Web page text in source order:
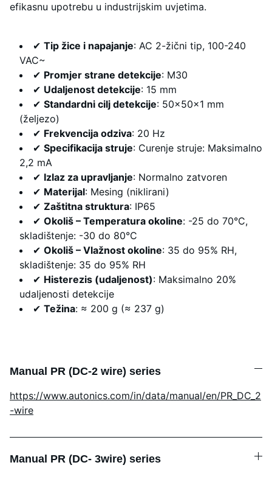
efikasnu upotrebu u industrijskim uvjetima.
✔ Tip žice i napajanje: AC 2-žični tip, 100-240
VAC~
✔ Promjer strane detekcije: M30
✔ Udaljenost detekcije: 15 mm
✔ Standardni cilj detekcije: 50×50×1 mm
(željezo)
✔ Frekvencija odziva: 20 Hz
✔ Specifikacija struje: Curenje struje: Maksimalno
2,2 mA
✔ Izlaz za upravljanje: Normalno zatvoren
✔ Materijal: Mesing (niklirani)
✔ Zaštitna struktura: IP65
✔ Okoliš – Temperatura okoline: -25 do 70°C,
skladištenje: -30 do 80°C
✔ Okoliš – Vlažnost okoline: 35 do 95% RH,
skladištenje: 35 do 95% RH
✔ Histerezis (udaljenost): Maksimalno 20%
udaljenosti detekcije
✔ Težina: ≈ 200 g (≈ 237 g)
Manual PR (DC-2 wire) series
https://www.autonics.com/in/data/manual/en/PR_DC_2
-wire
Manual PR (DC- 3wire) series